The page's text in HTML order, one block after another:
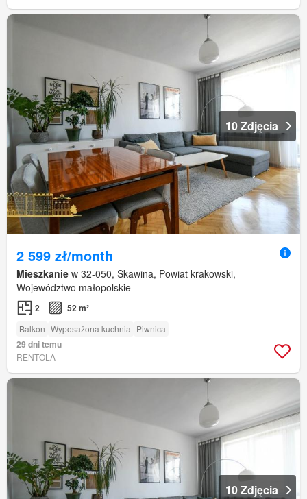
10 Zdjęcia
2 599 zł/month
Mieszkanie w 32-050, Skawina, Powiat krakowski,
Województwo małopolskie
2 52 m²
Balkon Wyposażona kuchnia Piwnica
29 dni temu
RENTOLA
10 Zdjęcia